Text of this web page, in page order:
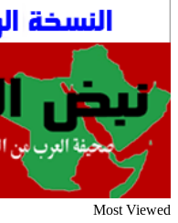
Most Viewed